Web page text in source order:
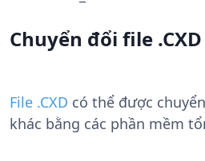
Chuyển đổi file .CXD
File .CXD có thể được
khác bằng các phần mềm